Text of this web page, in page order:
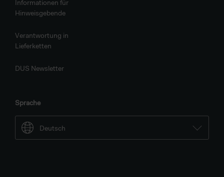
Informationen für
Hinweisgebende
Verantwortung in
Lieferketten
DUS Newsletter
Sprache
Deutsch